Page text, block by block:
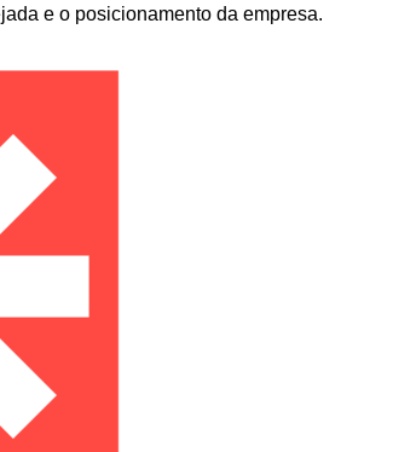
e o posicionamento da empresa.